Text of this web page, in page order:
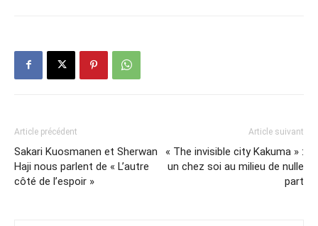
Article précédent
Sakari Kuosmanen et Sherwan
Haji nous parlent de « L’autre
côté de l’espoir »
Article suivant
« The invisible city Kakuma » :
un chez soi au milieu de nulle
part